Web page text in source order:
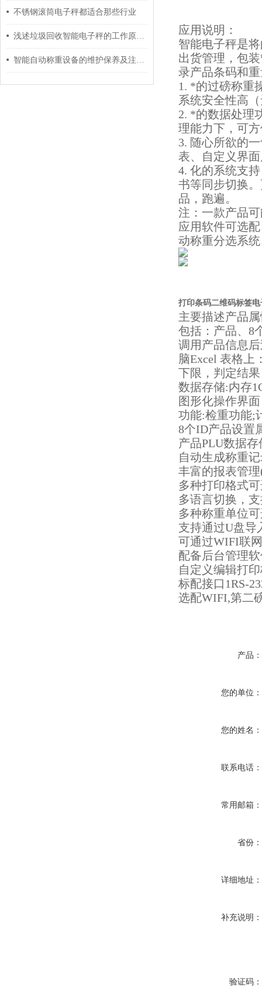
不锈钢滚筒电子秤都适合那些行业
浅述垃圾回收智能电子秤的工作原理及维护保养方法
智能自动称重设备的维护保养及注意事项分享
应用说明：
智能电子秤是
出货管理，包
录产品条码和
1. *的过磅称重
系统安全性高
2. *的数据处理
理能力下，可
3. 随心所欲的
表、自定义界
4. 化的系统支
书等同步切换
品，跑遍。
注：一款产品
应用软件可选
动称重分选系
打印条码二维码标签
主要描述产品
包括：产品、 8
调用产品信息
脑Excel 表格上
下限，判定结
数据存储:内存
图形化操作界
功能:检重功能;
8个ID产品设置
产品PLU数据
自动生成称重
丰富的报表管理
多种打印格式
多语言切换，
多种称重单位
支持通过U盘导
可通过WIFI联
配备后台管理
自定义编辑打
标配接口 1RS-
选配WIFI,第二
产品：
您的单位：
您的姓名：
联系电话：
常用邮箱：
省份：
详细地址：
补充说明：
验证码：